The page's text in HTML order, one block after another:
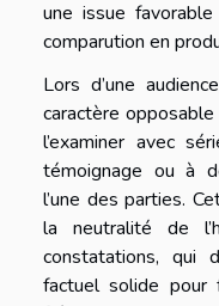
une issue
comparution en
Lors d’une
caractère
l’examiner avec
témoignage ou à
l’une des parties.
la neutralité de
constatations, qui
factuel solide pour